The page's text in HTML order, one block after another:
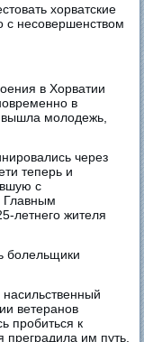
хорватские
с несовершенством
в Хорватии
в
вышла молодежь,
через
теперь и
с
Главным
летнего жителя
болельщики
ветеранов
пробиться к
им путь,